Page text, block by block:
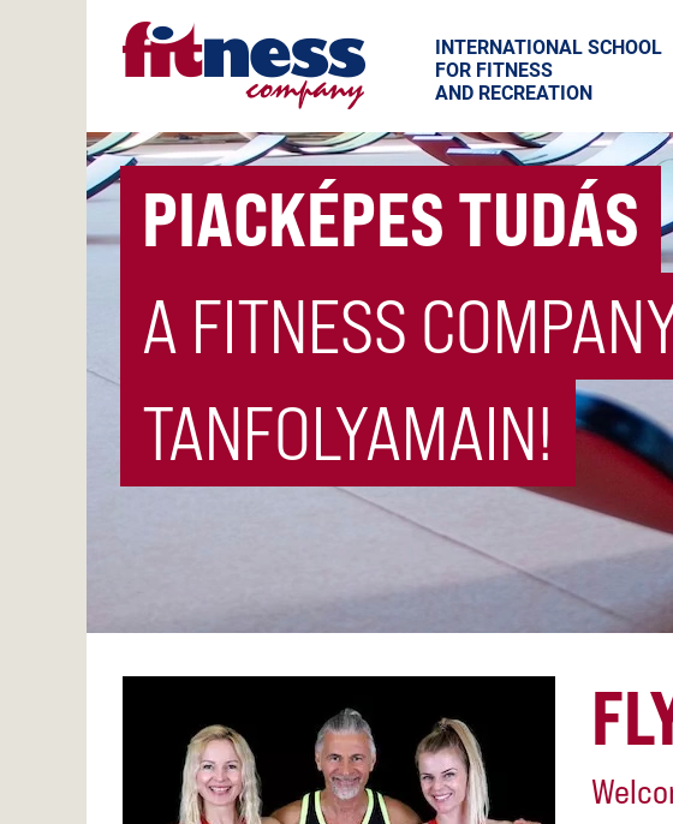
INTERNATIONAL SCHOOL
FOR FITNESS
AND RECREATION
PIACKÉPES TUDÁS
A FITNESS
TANFOLYAMAIN!